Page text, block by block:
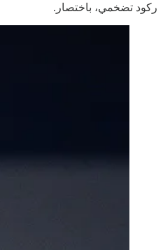
ركود تضخمي، باختصار.